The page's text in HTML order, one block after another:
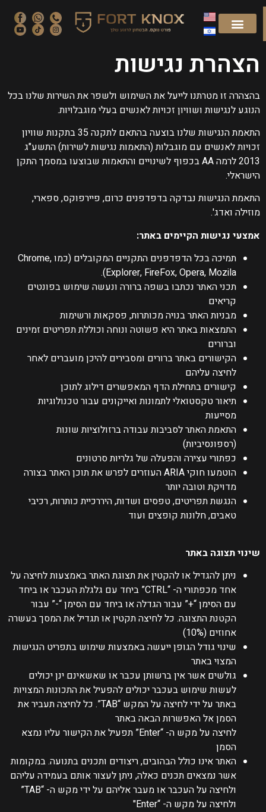
הצהרת נגישות
בהצהרה זו מטרתנו לייעל את השימוש ולשפר את השירות שלנו בכל
הנוגע לנגישות ושוויון זכויות לאנשים בעלי מוגבלויות.
התאמת הנגישות שלנו בוצעה בהתאם לתקנה 35 בתקנות שוויון
זכויות לאנשים עם מוגבלות (התאמות נגישות לשירות) התשע"ג
2013 לרמה AA בכפוף לשינויים והתאמות שבוצעו במסמך התקן
הישראלי.
התאמת הנגישות נבדקה בדפדפנים כרום, פיירפוקס, ספארי,
מוזילה ואדג'.
אמצעי נגישות הקיימים באתר:
תמיכה בכל הדפדפנים התקניים המקובלים (כמו Chrome,
Explorer, FireFox, Opera, Mozila).
תכני האתר נכתבו בשפה ברורה ונעשה שימוש בפונטים
קריאים
מבניות האתר בנויה מכותרות, פסקאות ורשימות
התמצאות באתר היא פשוטה ונוחה וכוללת תפריטים זמינים
וברורים
הקישורים באתר ברורים ומסבירים להיכן מועברים לאחר
לחיצה עליהם
קישורים בתחילת הדף המאפשרים דילוג לתוכן
תיאור טקסטואלי לתמונות ואייקונים עבור טכנולוגיות
מסייעות
התאמת האתר לסביבות עבודה ברזולוציות שונות
(רספונסיביות)
כפתורי עצירה והפעלה של גלריות סרטונים
הוטמעו חוקי ARIA העוזרים לפרש את תוכן האתר בצורה
מדויקת וטובה יותר
הנגשת תפריטים, טפסים ושדות, היררכיית כותרות, רכיבי
טאבים, חלונות קופצים ועוד
שינוי תצוגה באתר
ניתן להגדיל או להקטין את תצוגת האתר באמצעות לחיצה על
אחד מכפתורי ה- “CTRL” ביחד עם גלגלת העכבר או ביחד
עם הסימן “+” עבור הגדלה או ביחד עם הסימן “-” עבור
הקטנת התצוגה. כל לחיצה תקטין או תגדיל את המסך בעשרה
אחוזים (10%)
שינוי גודל הגופן ייעשה באמצעות שימוש בתפריט הנגישות
המצוי באתר
גולשים אשר אין ברשותן עכבר או שאשאינם ינן יכולים
לעשות שימוש בעכבר יכולים להפעיל את התכונות המצויות
באתר על ידי לחיצה על המקש “TAB”. כל לחיצה תעביר את
הסמן אל האפשרות הבאה באתר
לחיצה על מקש ה- “Enter” תפעיל את הקישור עליו נמצא
הסמן
האתר אינו כולל הבהובים, ריצודים ותכנים בתנועה. במקומות
אשר נמצאים תכנים כאלה, ניתן לעצור אותם בעמידה עליהם
ולחיצה על העכבר או מעבר אליהם על ידי מקש ה- “TAB”
ולחיצה על מקש ה- “Enter"